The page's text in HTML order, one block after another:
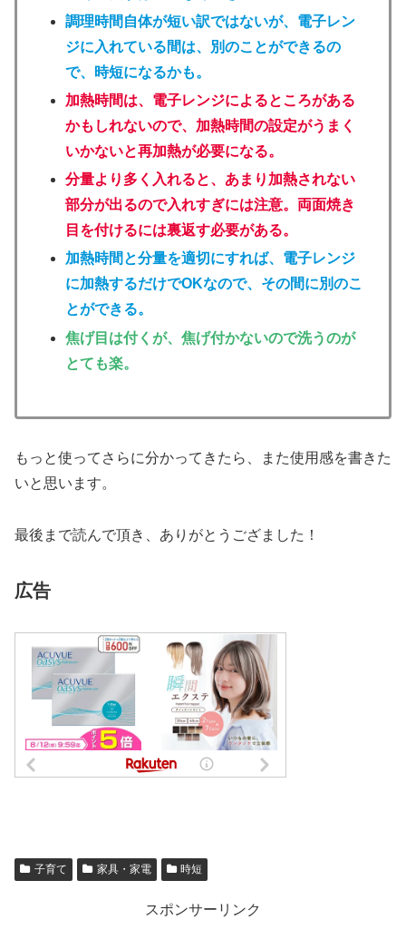
調理時間自体が短い訳ではないが、電子レン
ジに入れている間は、別のことができるの
で、時短になるかも。
加熱時間は、電子レンジによるところがある
かもしれないので、加熱時間の設定がうまく
いかないと再加熱が必要になる。
分量より多く入れると、あまり加熱されない
部分が出るので入れすぎには注意。両面焼き
目を付けるには裏返す必要がある。
加熱時間と分量を適切にすれば、電子レンジ
に加熱するだけでOKなので、その間に別のこ
とができる。
焦げ目は付くが、焦げ付かないので洗うのが
とても楽。
もっと使ってさらに分かってきたら、また使用感を書きた
いと思います。
最後まで読んで頂き、ありがとうござました！
広告
子育て 家具・家電 時短
スポンサーリンク